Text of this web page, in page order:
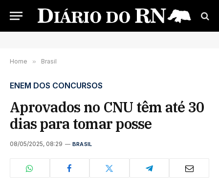
Home » Brasil
ENEM DOS CONCURSOS
Aprovados no CNU têm até 30
dias para tomar posse
08/05/2025, 08:29 BRASIL